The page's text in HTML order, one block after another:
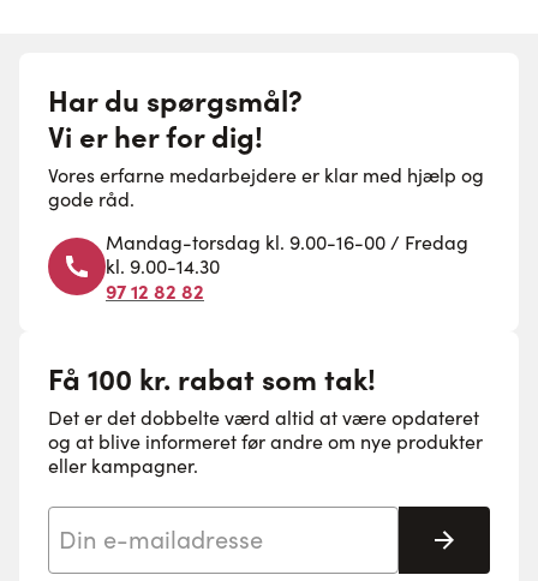
Har du spørgsmål?
Vi er her for dig!
Vores erfarne medarbejdere er klar med hjælp og
gode råd.
Mandag-torsdag kl. 9.00-16-00 / Fredag
kl. 9.00-14.30
97 12 82 82
Få 100 kr. rabat som tak!
Det er det dobbelte værd altid at være opdateret
og at blive informeret før andre om nye produkter
eller kampagner.
Tilmeld